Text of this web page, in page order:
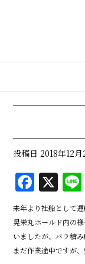
投稿日 2018年12月
F
a
c
e
b
X
来年より社船として
晃栄丸ホールド内の
いましたが、バラ積
まだ作業途中ですが、